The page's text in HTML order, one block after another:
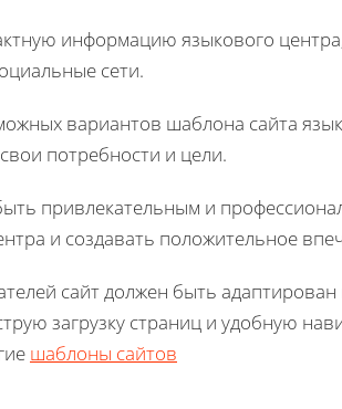
информацию языкового
сети.
вариантов шаблона сайта
потребности и цели.
привлекательным и
и создавать положительное
сайт должен быть
загрузку страниц и удобную
шаблоны сайтов